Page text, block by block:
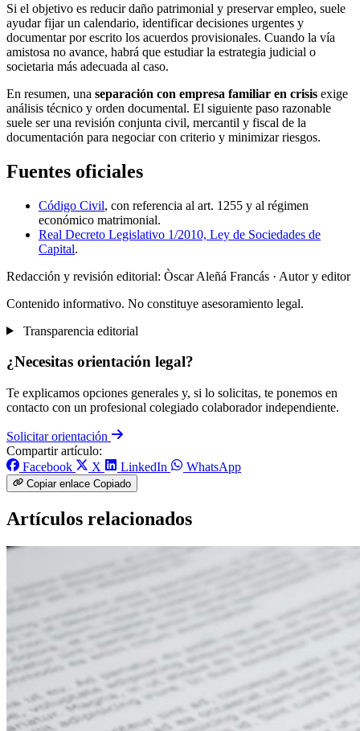
Si el objetivo es reducir daño patrimonial y preservar empleo, suele
ayudar fijar un calendario, identificar decisiones urgentes y
documentar por escrito los acuerdos provisionales. Cuando la vía
amistosa no avance, habrá que estudiar la estrategia judicial o
societaria más adecuada al caso.
En resumen, una separación con empresa familiar en crisis exige
análisis técnico y orden documental. El siguiente paso razonable
suele ser una revisión conjunta civil, mercantil y fiscal de la
documentación para negociar con criterio y minimizar riesgos.
Fuentes oficiales
Código Civil, con referencia al art. 1255 y al régimen
económico matrimonial.
Real Decreto Legislativo 1/2010, Ley de Sociedades de
Capital.
Redacción y revisión editorial: Òscar Aleñá Francás · Autor y editor
Contenido informativo. No constituye asesoramiento legal.
Transparencia editorial
¿Necesitas orientación legal?
Te explicamos opciones generales y, si lo solicitas, te ponemos en
contacto con un profesional colegiado colaborador independiente.
Solicitar orientación
Compartir artículo:
Facebook
X LinkedIn WhatsApp
Copiar enlace Copiado
Artículos relacionados